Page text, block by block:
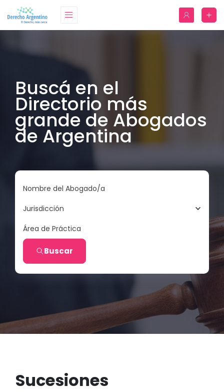
Buscá en el
Directorio más
grande de Abogados
de Argentina
Nombre del Abogado/a
Jurisdicción
Área de Práctica
Buscar
Sucesiones